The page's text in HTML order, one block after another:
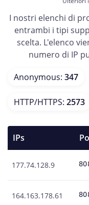
I nostri elenchi di
entrambi i tipi
scelta. L'elenco
numero di IP
Anonymous: 347
HTTP/HTTPS: 2573
IPs
177.74.128.9
164.163.178.61